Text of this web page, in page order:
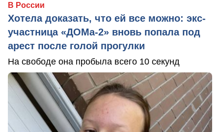
В России
Хотела доказать, что ей все можно: экс-
участница «ДОМа-2» вновь попала под
арест после голой прогулки
На свободе она пробыла всего 10 секунд